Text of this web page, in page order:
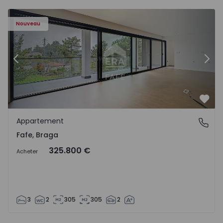
Nouveau
Précédent
Fafe, Braga
Appartement
Fafe, Braga
Acheter 325.800 €
3 2 305 305 2